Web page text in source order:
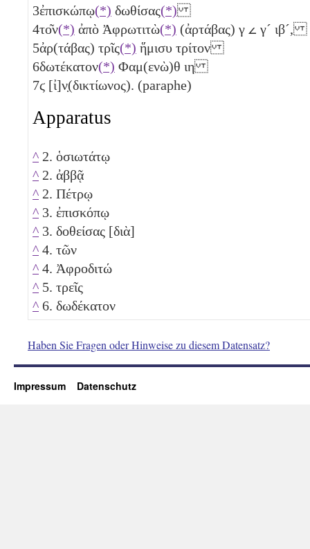
3ἐπισκώπῳ(*) δωθίσας(*)
4το͂ν(*) ἀπὸ Ἀφρωτιτὼ(*) (ἀρτάβας) γ 𐅵 γ´ ιβ´,
5ἀρ(τάβας) τρῖς(*) ἥμισυ τρίτον
6δωτέκατον(*) Φαμ(ενὼ)θ ιη
7ϛ [ἰ]ν̣(δικτίωνος). (paraphe)
Apparatus
^ 2. ὁσιωτάτῳ
^ 2. ἀββᾷ
^ 2. Πέτρῳ
^ 3. ἐπισκόπῳ
^ 3. δοθείσας [διὰ]
^ 4. τῶν
^ 4. Ἀφροδιτώ
^ 5. τρεῖς
^ 6. δωδέκατον
Haben Sie Fragen oder Hinweise zu diesem Datensatz?
Impressum Datenschutz